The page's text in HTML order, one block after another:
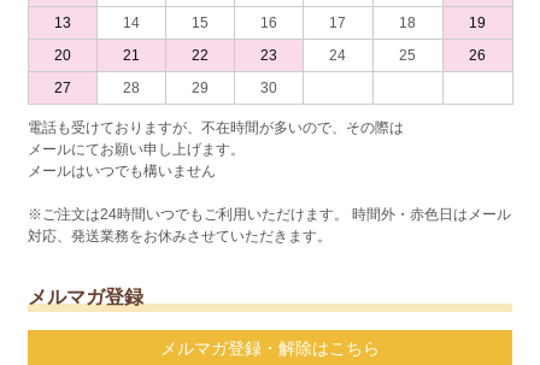
13
14 15 16 17 18
19
20
21 22 23 24 25
26
27
28 29 30
電話も受けておりますが、不在時間が多いので、その際は
メールにてお願い申し上げます。
メールはいつでも構いません
※ご注文は24時間いつでもご利用いただけます。 時間外・赤色日はメール
対応、発送業務をお休みさせていただきます。
メルマガ登録
メルマガ登録・解除はこちら